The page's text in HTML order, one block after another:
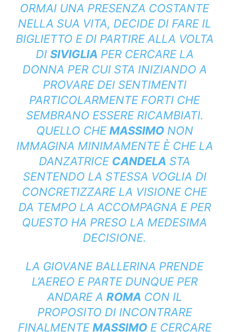
ORMAI UNA PRESENZA COSTANTE
NELLA SUA VITA, DECIDE DI FARE IL
BIGLIETTO E DI PARTIRE ALLA VOLTA
DI SIVIGLIA PER CERCARE LA
DONNA PER CUI STA INIZIANDO A
PROVARE DEI SENTIMENTI
PARTICOLARMENTE FORTI CHE
SEMBRANO ESSERE RICAMBIATI.
QUELLO CHEMASSIMONON
IMMAGINA MINIMAMENTE È CHE LA
DANZATRICE CANDELA STA
SENTENDO LA STESSA VOGLIA DI
CONCRETIZZARE LA VISIONE CHE
DA TEMPO LA ACCOMPAGNA E PER
QUESTO HA PRESO LA MEDESIMA
DECISIONE.
LA GIOVANE BALLERINA PRENDE
L’AEREO E PARTE DUNQUE PER
ANDARE A ROMA CON IL
PROPOSITO DI INCONTRARE
FINALMENTEMASSIMOE CERCARE